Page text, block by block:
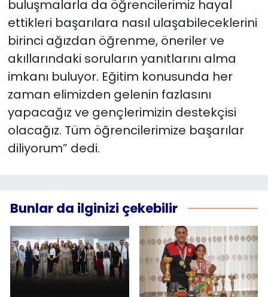
buluşmalarla da öğrencilerimiz hayal
ettikleri başarılara nasıl ulaşabileceklerini
birinci ağızdan öğrenme, öneriler ve
akıllarındaki soruların yanıtlarını alma
imkanı buluyor. Eğitim konusunda her
zaman elimizden gelenin fazlasını
yapacağız ve gençlerimizin destekçisi
olacağız. Tüm öğrencilerimize başarılar
diliyorum” dedi.
Bunlar da ilginizi çekebilir